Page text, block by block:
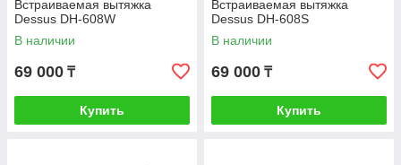
Встраиваемая вытяжка
Dessus DH-608W
В наличии
69 000 ₸
Купить
Встраиваемая вытяжка
Dessus DH-608S
В наличии
69 000 ₸
Купить